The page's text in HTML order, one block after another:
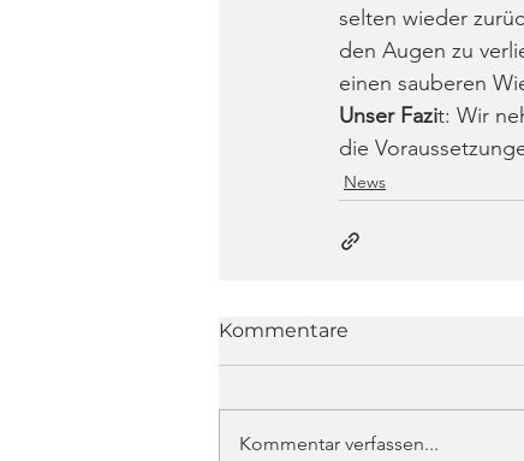
selten wieder
den Augen zu
einen sauberen
Unser Fazit: Wir
die
News
Kommentare
Kommentar verfassen...